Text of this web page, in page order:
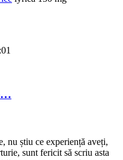
nu știu ce experiență aveți,
sunt fericit să scriu asta